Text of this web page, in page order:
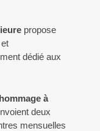
propose
dédié aux
à
deux
mensuelles